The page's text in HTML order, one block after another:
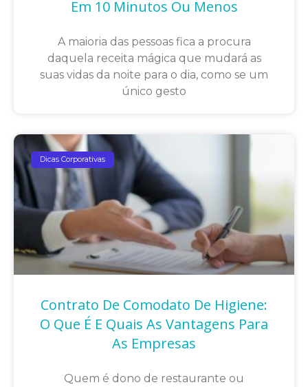
Em 10 Minutos Ou Menos
A maioria das pessoas fica a procura
daquela receita mágica que mudará as
suas vidas da noite para o dia, como se um
único gesto
Dicas Corporativas
Contrato De Comodato De Higiene:
O Que É E Quais As Vantagens Para
As Empresas
Quem é dono de restaurante ou